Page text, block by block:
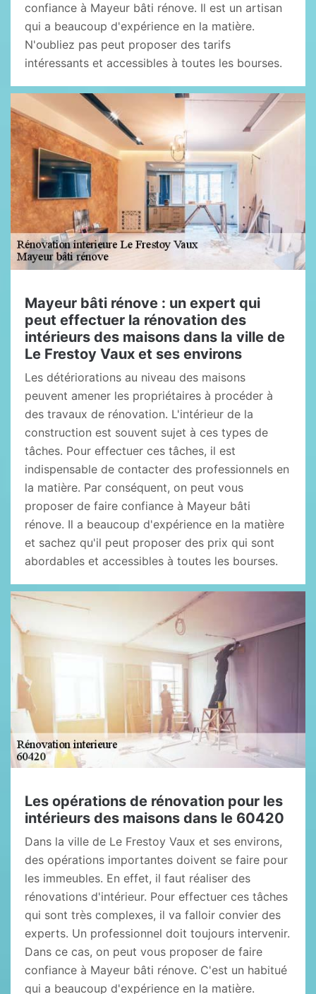
confiance à Mayeur bâti rénove. Il est un artisan
qui a beaucoup d'expérience en la matière.
N'oubliez pas peut proposer des tarifs
intéressants et accessibles à toutes les bourses.
Mayeur bâti rénove : un expert qui
peut effectuer la rénovation des
intérieurs des maisons dans la ville de
Le Frestoy Vaux et ses environs
Les détériorations au niveau des maisons
peuvent amener les propriétaires à procéder à
des travaux de rénovation. L'intérieur de la
construction est souvent sujet à ces types de
tâches. Pour effectuer ces tâches, il est
indispensable de contacter des professionnels en
la matière. Par conséquent, on peut vous
proposer de faire confiance à Mayeur bâti
rénove. Il a beaucoup d'expérience en la matière
et sachez qu'il peut proposer des prix qui sont
abordables et accessibles à toutes les bourses.
Les opérations de rénovation pour les
intérieurs des maisons dans le 60420
Dans la ville de Le Frestoy Vaux et ses environs,
des opérations importantes doivent se faire pour
les immeubles. En effet, il faut réaliser des
rénovations d'intérieur. Pour effectuer ces tâches
qui sont très complexes, il va falloir convier des
experts. Un professionnel doit toujours intervenir.
Dans ce cas, on peut vous proposer de faire
confiance à Mayeur bâti rénove. C'est un habitué
qui a beaucoup d'expérience en la matière.